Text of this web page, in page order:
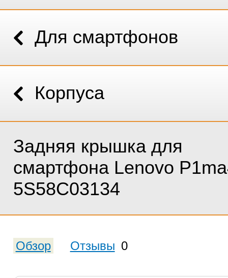
Для смартфонов
Корпуса
Задняя крышка для
смартфона Lenovo
5S58C03134
Обзор Отзывы 0